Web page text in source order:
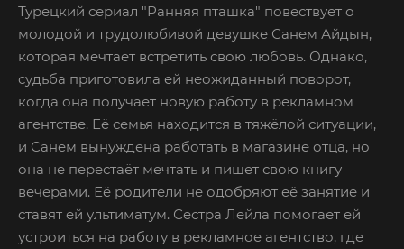
Турецкий сериал "Ранняя пташка" повествует о
молодой и трудолюбивой девушке Санем Айдын,
которая мечтает встретить свою любовь. Однако,
судьба приготовила ей неожиданный поворот,
когда она получает новую работу в рекламном
агентстве. Её семья находится в тяжёлой ситуации,
и Санем вынуждена работать в магазине отца, но
она не перестаёт мечтать и пишет свою книгу
вечерами. Её родители не одобряют её занятие и
ставят ей ультиматум. Сестра Лейла помогает ей
устроиться на работу в рекламное агентство, где